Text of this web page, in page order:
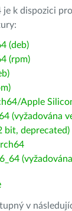
je k dispozici
(deb)
(rpm)
Apple
(vyžadována
bit, deprecated)
v